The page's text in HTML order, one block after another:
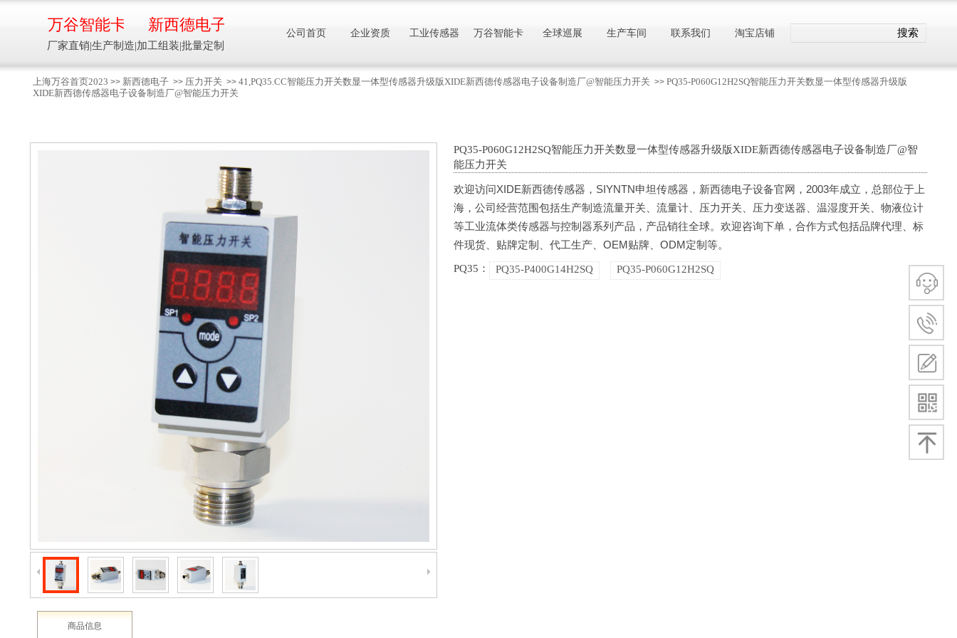
上海万谷首页2023 >> 新西德电子 >> 压力开关 >> 41,PQ35.CC智能压力开关数显一体型传感器升级版XIDE新西德传感器电子设备制造厂@智能压力开关 >> PQ35-P060G12H2SQ智能压力开关数显一体型传感器升级版
XIDE新西德传感器电子设备制造厂@智能压力开关
PQ35-P060G12H2SQ智能压力开关数显一体型传感器升级版XIDE新西德传感器电子设备制造厂@智
能压力开关
欢迎访问XIDE新西德传感器，SIYNTN申坦传感器，新西德电子设备官网，2003年成立，总部位于上
海，公司经营范围包括生产制造流量开关、流量计、压力开关、压力变送器、温湿度开关、物液位计
等工业流体类传感器与控制器系列产品，产品销往全球。欢迎咨询下单，合作方式包括品牌代理、标
件现货、贴牌定制、代工生产、OEM贴牌、ODM定制等。
PQ35： PQ35-P400G14H2SQ PQ35-P060G12H2SQ
商品信息
产品详情介绍
新西德电子
厂家直销|生产制造|加工组装|批量定制
智能卡流量压力温度液位设备
生产制造加工组装智能卡流量压力温度液
13918608088/137016
91001
2003 - 2022 / 19年
www.61588.com
万谷智能卡 公司首页 企业资质 工业传感器 万谷智能卡 全球巡展 生产车间 联系我们 淘宝店铺 搜索